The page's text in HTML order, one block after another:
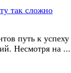
путь к успеху
Несмотря на ...